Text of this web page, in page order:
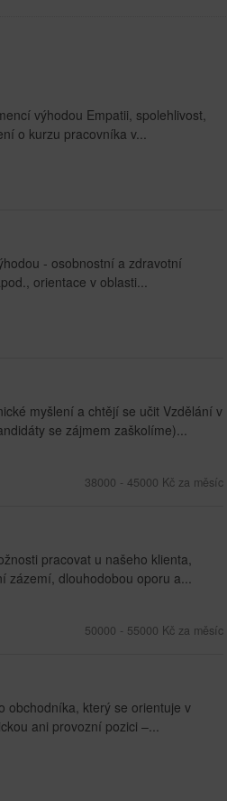
výhodou Empatii, spolehlivost,
o kurzu pracovníka v...
- osobnostní a zdravotní
orientace v oblasti...
myšlení a chtějí se učit Vzdělání v
se zájmem zaškolíme)...
38000 - 45000 Kč za měsíc
pracovat u našeho klienta,
dlouhodobou oporu a...
50000 - 55000 Kč za měsíc
obchodníka, který se orientuje v
ani provozní pozici –...